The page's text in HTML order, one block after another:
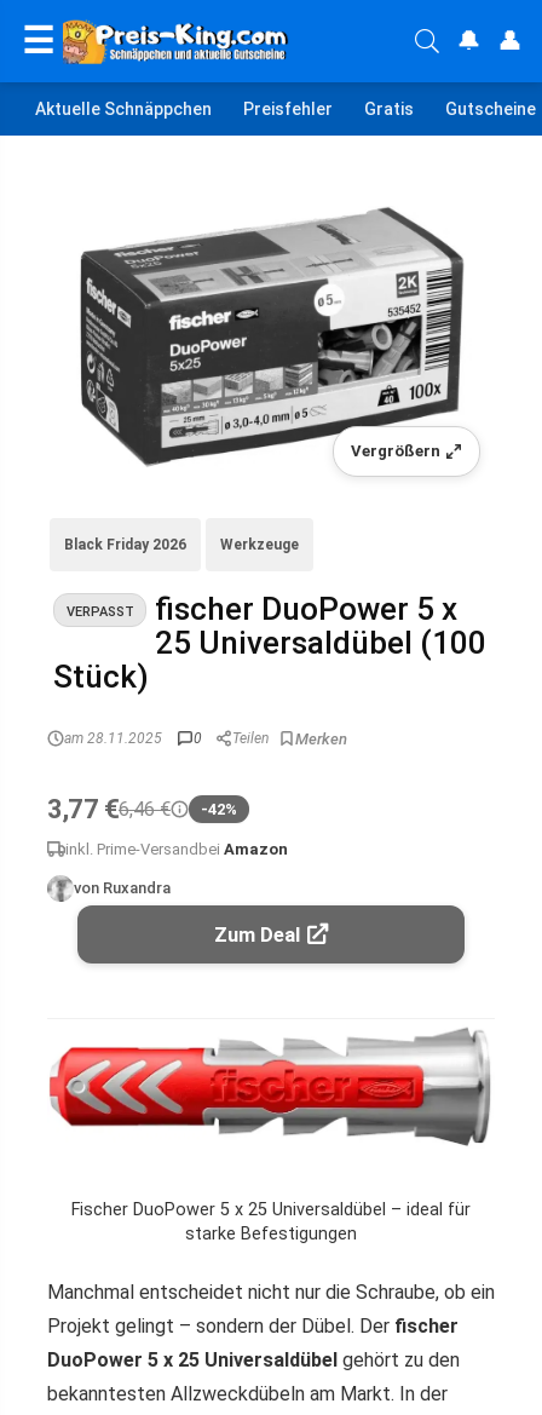
☰ 🔔 👤
Aktuelle Schnäppchen Preisfehler Gratis Gutscheine
Vergrößern
Black Friday 2026 Werkzeuge
VERPASST
fischer DuoPower 5 x
25 Universaldübel (100
Stück)
am 28.11.2025 0 Teilen
3,77 €6,46 € -42%
inkl. Prime-Versand bei Amazon
von Ruxandra
Zum Deal
Fischer DuoPower 5 x 25 Universaldübel – ideal für
starke Befestigungen
Manchmal entscheidet nicht nur die Schraube, ob ein
Projekt gelingt – sondern der Dübel. Der fischer
DuoPower 5 x 25 Universaldübel gehört zu den
bekanntesten Allzweckdübeln am Markt. In der